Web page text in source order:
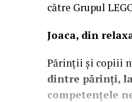
către Grupul
Joaca, din
Părinții și copiii
dintre părinți,
competențele